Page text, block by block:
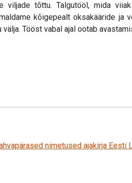
viljade tõttu. Talgutööl, mida
kõigepealt oksakääride ja
Tööst vabal ajal ootab
nimetused ajakirja Eesti